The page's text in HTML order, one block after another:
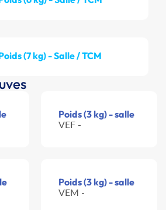
(7 kg) - Salle / TCM
Poids (3 kg) - salle
VEF -
Poids (3 kg) - salle
VEM -